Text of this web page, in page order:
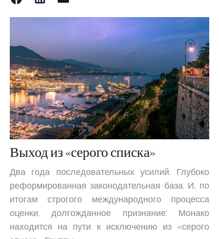
Выход из «серого списка»
Два года последовательных усилий. Глубоко
реформированная законодательная база. И, по
итогам строгого международного процесса
оценки, долгожданное признание: Монако
находится на пути к исключению из «серого